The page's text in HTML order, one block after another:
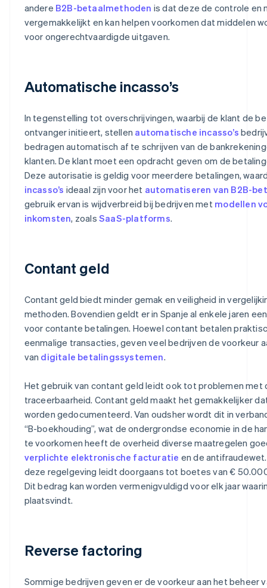
andere B2B-betaalmethoden is dat deze de controle en
vergemakkelijkt en kan helpen voorkomen dat middelen
voor ongerechtvaardigde uitgaven.
Automatische incasso’s
In tegenstelling tot overschrijvingen, waarbij de klant de
ontvanger initieert, stellen automatische incasso’s
bedragen automatisch af te schrijven van de
klanten. De klant moet een opdracht geven om de
Deze autorisatie is geldig voor meerdere betalingen,
incasso’s ideaal zijn voor het automatiseren van B2B-
gebruik ervan is wijdverbreid bij bedrijven met modellen
inkomsten, zoals SaaS-platforms.
Contant geld
Contant geld biedt minder gemak en veiligheid in
methoden. Bovendien geldt er in Spanje al enkele jaren
voor contante betalingen. Hoewel contant betalen
eenmalige transacties, geven veel bedrijven de voorkeur
van digitale betalingssystemen.
Het gebruik van contant geld leidt ook tot problemen met
traceerbaarheid. Contant geld maakt het gemakkelijker
worden gedocumenteerd. Van oudsher wordt dit in
“B-boekhouding”, wat de ondergrondse economie in de
te voorkomen heeft de overheid diverse maatregelen
verplichte elektronische facturatie en de
deze regelgeving leidt doorgaans tot boetes van €
Dit bedrag kan worden vermenigvuldigd voor elk jaar
plaatsvindt.
Reverse factoring
Sommige bedrijven geven er de voorkeur aan het beheer